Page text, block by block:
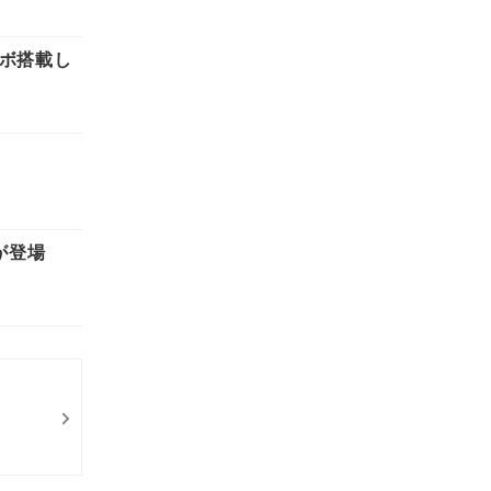
搭載し
登場